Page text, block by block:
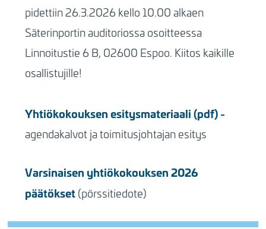
pidettiin 26.3.2026 kello 10.00 alkaen
Säterinportin auditoriossa osoitteessa
Linnoitustie 6 B, 02600 Espoo. Kiitos kaikille
osallistujille!
Yhtiökokouksen esitysmateriaali (pdf)-
agendakalvot ja toimitusjohtajan esitys
Varsinaisen yhtiökokouksen 2026
päätökset (pörssitiedote)